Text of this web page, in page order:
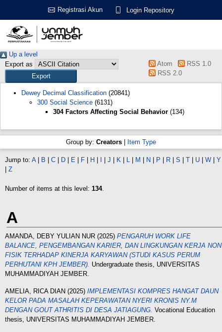
Registrasi Akun Login Repository
Up a level
Export as
Atom
RSS 1.0
RSS 2.0
Dewey Decimal Classification (20841)
300 Social Science (6131)
304 Factors Affecting Social Behavior (134)
Group by: Creators Item Type
Jump to: A| B C D E F H J K L M N P R S T U W
Y
Z
Number of items at this level: 134.
A
AMANDA, DEBY YULIAN NUR (2025) PENGARUH WORK LIFE
BALANCE, PENGEMBANGAN KARIER, DAN LINGKUNGAN KERJA NON
FISIK TERHADAP KINERJA KARYAWAN (STUDI KASUS PERUM
PERHUTANI KPH JEMBER). Undergraduate thesis, UNIVERSITAS
MUHAMMADIYAH JEMBER.
AMELIA, RICA DIAN (2025) IMPLEMENTASI KOMPRES HANGAT DAUN
KELOR PADA MASALAH KEPERAWATAN NYERI KRONIS NY.M
DENGAN GOUT ATHRITIS DI DESA JATIAGUNG. Vocational Education
thesis, UNIVERSITAS MUHAMMADIYAH JEMBER.